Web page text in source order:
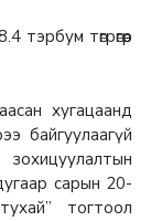
төгрөгөөр
хугацаанд
байгуулаагүй
сарын 20-
тогтоол